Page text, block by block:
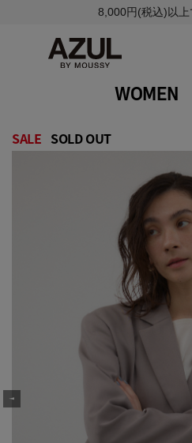
8,000円(税込)以上
WOMEN
SALE SOLD OUT